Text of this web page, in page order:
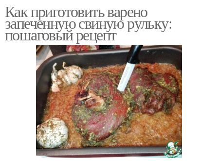
Как приготовить варено
запеченную свиную рульку:
пошаговый рецепт